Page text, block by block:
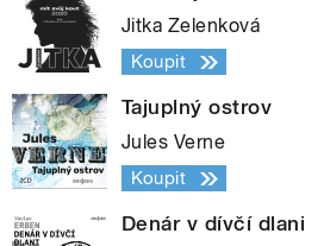
Jitka Zelenková
Koupit
Tajuplný ostrov
Jules Verne
Koupit
Denár v dívčí dlani